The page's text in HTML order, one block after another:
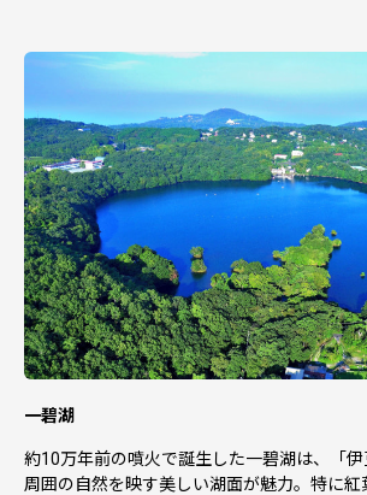
一碧湖
約10万年前の噴火で誕生した一碧湖は、「伊
周囲の自然を映す美しい湖面が魅力。特に紅